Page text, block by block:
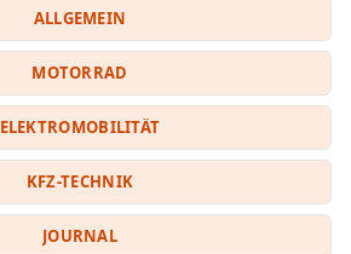
ALLGEMEIN
MOTORRAD
ELEKTROMOBILITÄT
KFZ-TECHNIK
JOURNAL